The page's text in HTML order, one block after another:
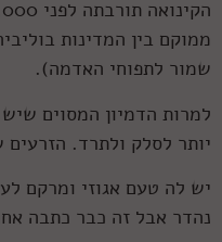
ממוקם בין המדינות
שמור לתפוחי האדמה).
למרות הדמיון המסוים
יותר לסלק ולתרד. הזרעים שלה קטנטנים, בגודל 1-
יש לה טעם אגוזי ומרקם
נהדר אבל זה כבר כתבה